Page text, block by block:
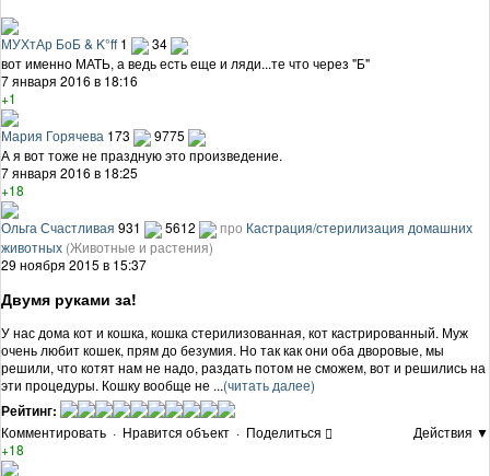
МУХтАр БоБ & K°ff 1
34
вот именно МАТЬ, а ведь есть еще и ляди...те что через "Б"
7 января 2016 в 18:16
+1
Мария Горячева 173
9775
А я вот тоже не праздную это произведение.
7 января 2016 в 18:25
+18
Ольга Счастливая 931 5612 про Кастрация/стерилизация домашних
животных (Животные и растения)
29 ноября 2015 в 15:37
Двумя руками за!
У нас дома кот и кошка, кошка стерилизованная, кот кастрированный. Муж
очень любит кошек, прям до безумия. Но так как они оба дворовые, мы
решили, что котят нам не надо, раздать потом не сможем, вот и решились на
эти процедуры. Кошку вообще не ...(читать далее)
Рейтинг:
Комментировать · Нравится объект · Поделиться
Действия ▼
+18